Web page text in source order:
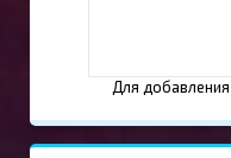
Для